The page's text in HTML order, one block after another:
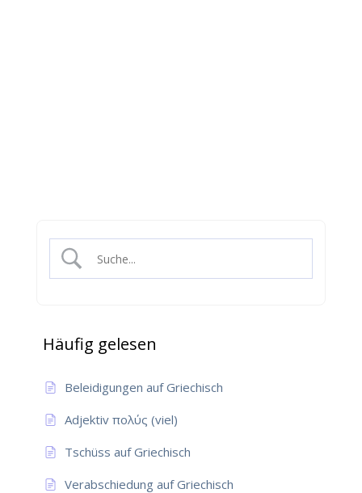
Häufig gelesen
Beleidigungen auf Griechisch
Adjektiv πολύς (viel)
Tschüss auf Griechisch
Verabschiedung auf Griechisch